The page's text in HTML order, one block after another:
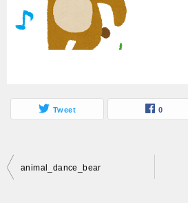
Tweet 0
投
animal_dance_bear